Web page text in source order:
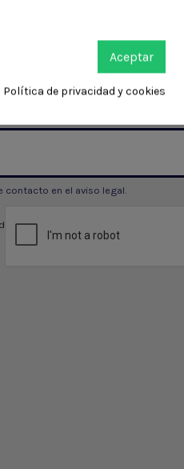
contacto en el aviso legal.
Aceptar
Política de privacidad y cookies